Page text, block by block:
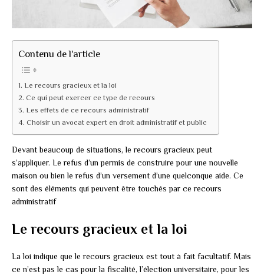
Contenu de l'article
Le recours gracieux et la loi
Ce qui peut exercer ce type de recours
Les effets de ce recours administratif
Choisir un avocat expert en droit administratif et public
Devant beaucoup de situations, le recours gracieux peut
s’appliquer. Le refus d’un permis de construire pour une nouvelle
maison ou bien le refus d’un versement d’une quelconque aide. Ce
sont des éléments qui peuvent être touchés par ce recours
administratif
Le recours gracieux et la loi
La loi indique que le recours gracieux est tout à fait facultatif. Mais
ce n’est pas le cas pour la fiscalité, l’élection universitaire, pour les